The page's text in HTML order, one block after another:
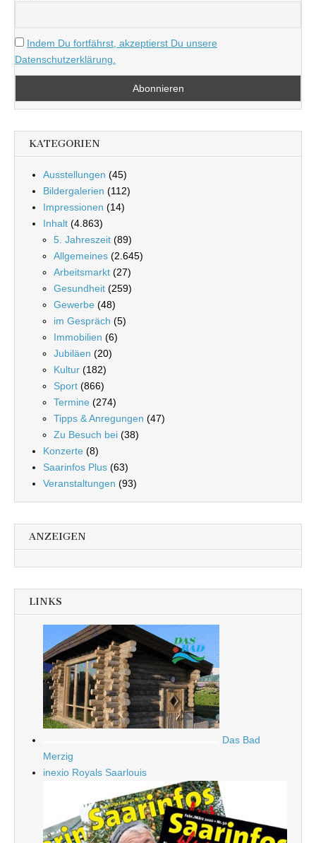
Indem Du fortfährst, akzeptierst Du unsere
Datenschutzerklärung.
KATEGORIEN
Ausstellungen (45)
Bildergalerien (112)
Impressionen (14)
Inhalt (4.863)
5. Jahreszeit (89)
Allgemeines (2.645)
Arbeitsmarkt (27)
Gesundheit (259)
Gewerbe (48)
im Gespräch (5)
Immobilien (6)
Jubiläen (20)
Kultur (182)
Sport (866)
Termine (274)
Tipps & Anregungen (47)
Zu Besuch bei (38)
Konzerte (8)
Saarinfos Plus (63)
Veranstaltungen (93)
ANZEIGEN
LINKS
Das Bad
Merzig
inexio Royals Saarlouis